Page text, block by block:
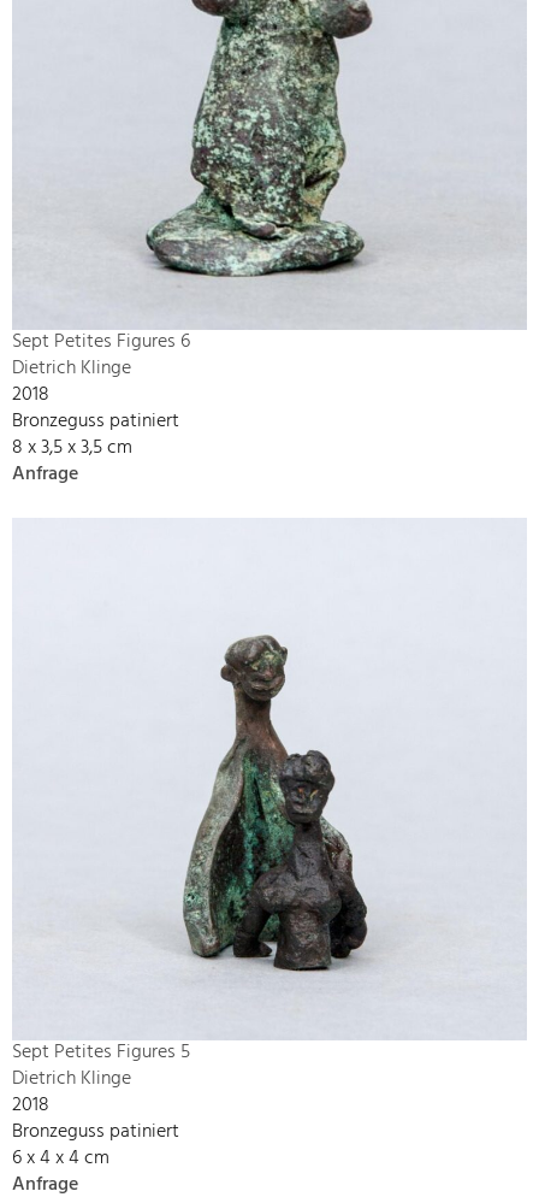
Sept Petites Figures 6
Dietrich Klinge
2018
Bronzeguss patiniert
8 x 3,5 x 3,5 cm
Anfrage
Sept Petites Figures 5
Dietrich Klinge
2018
Bronzeguss patiniert
6 x 4 x 4 cm
Anfrage